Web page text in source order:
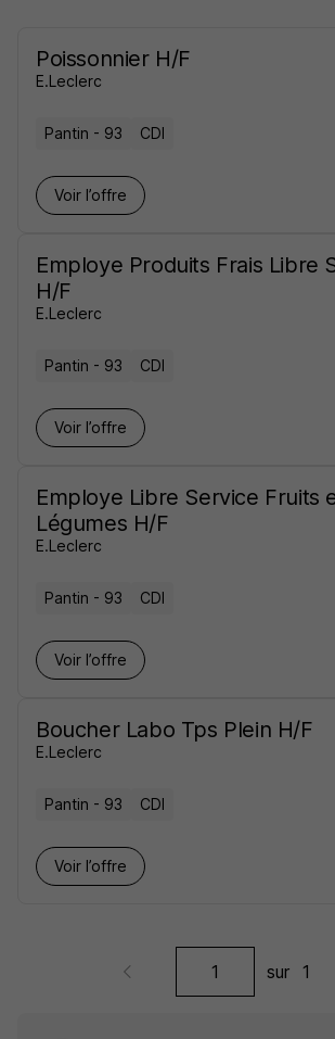
Poissonnier H/F
E.Leclerc
Pantin - 93 CDI
Voir l’offre
Employe Produits Frais Libre
H/F
E.Leclerc
Pantin - 93 CDI
Voir l’offre
Employe Libre Service Fruits
Légumes H/F
E.Leclerc
Pantin - 93 CDI
Voir l’offre
Boucher Labo Tps Plein H/F
E.Leclerc
Pantin - 93 CDI
Voir l’offre
sur 1